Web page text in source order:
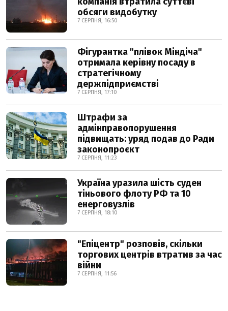
обсяги видобутку
7 СЕРПНЯ, 16:50
Фігурантка "плівок Міндіча"
отримала керівну посаду в
стратегічному
держпідприємстві
7 СЕРПНЯ, 17:10
Штрафи за
адмінправопорушення
підвищать: уряд подав до Ради
законопроєкт
7 СЕРПНЯ, 11:23
Україна уразила шість суден
тіньового флоту РФ та 10
енерговузлів
7 СЕРПНЯ, 18:10
"Епіцентр" розповів, скільки
торгових центрів втратив за час
війни
7 СЕРПНЯ, 11:56